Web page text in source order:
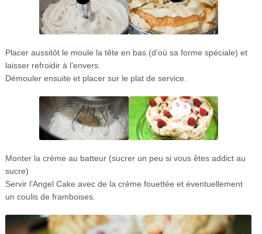
Placer aussitôt le moule la tête en bas (d’où sa forme spéciale) et
laisser refroidir à l’envers.
Démouler ensuite et placer sur le plat de service.
Monter la crème au batteur (sucrer un peu si vous êtes addict au
sucre)
Servir l’Angel Cake avec de la crème fouettée et éventuellement
un coulis de framboises.